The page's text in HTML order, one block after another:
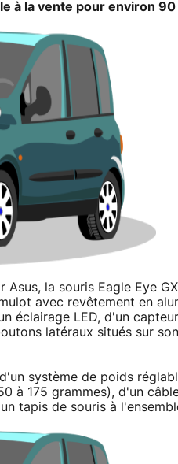
à la vente pour environ
Asus, la souris Eagle Eye
avec revêtement en
éclairage LED, d'un
latéraux situés sur
système de poids
à 175 grammes), d'un
tapis de souris à